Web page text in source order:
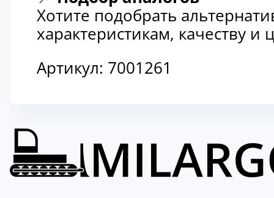
Хотите подобрать
характеристикам, качеству
Артикул: 7001261